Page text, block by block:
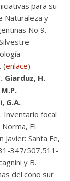
para su
Naturaleza y
No 9.
(enlace)
Giarduz, H.
G.A.
Inventario focal
El
Javier: Santa Fe,
347/507,511-
y B.
del cono sur